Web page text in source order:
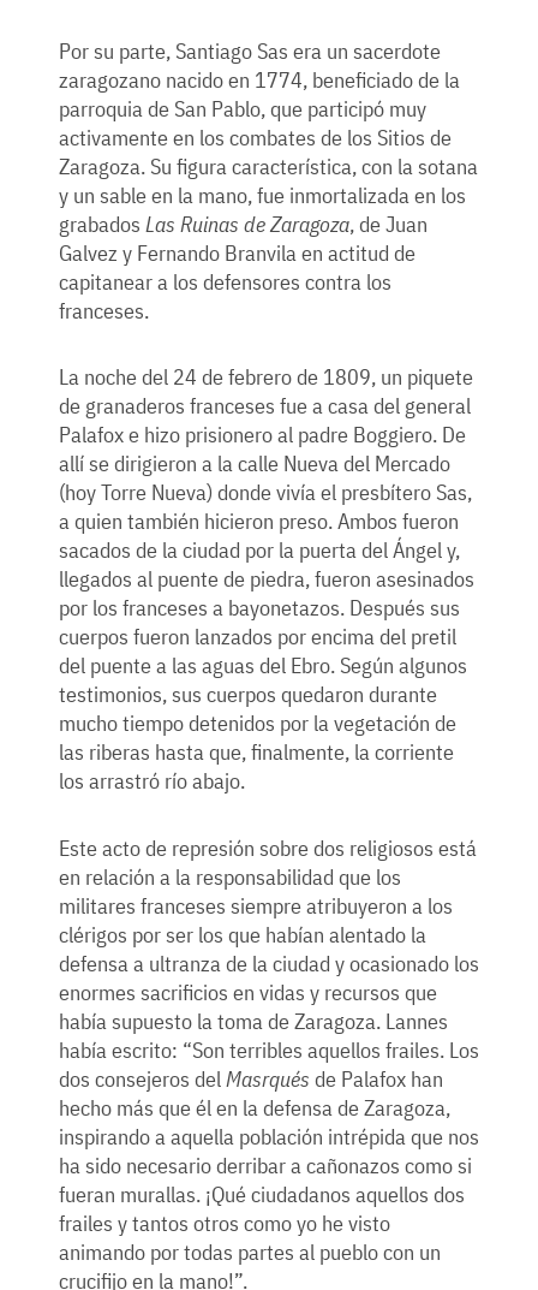
Por su parte, Santiago Sas era un sacerdote
zaragozano nacido en 1774, beneficiado de la
parroquia de San Pablo, que participó muy
activamente en los combates de los Sitios de
Zaragoza. Su figura característica, con la sotana
y un sable en la mano, fue inmortalizada en los
grabados Las Ruinas de Zaragoza, de Juan
Galvez y Fernando Branvila en actitud de
capitanear a los defensores contra los
franceses.
La noche del 24 de febrero de 1809, un piquete
de granaderos franceses fue a casa del general
Palafox e hizo prisionero al padre Boggiero. De
allí se dirigieron a la calle Nueva del Mercado
(hoy Torre Nueva) donde vivía el presbítero Sas,
a quien también hicieron preso. Ambos fueron
sacados de la ciudad por la puerta del Ángel y,
llegados al puente de piedra, fueron asesinados
por los franceses a bayonetazos. Después sus
cuerpos fueron lanzados por encima del pretil
del puente a las aguas del Ebro. Según algunos
testimonios, sus cuerpos quedaron durante
mucho tiempo detenidos por la vegetación de
las riberas hasta que, finalmente, la corriente
los arrastró río abajo.
Este acto de represión sobre dos religiosos está
en relación a la responsabilidad que los
militares franceses siempre atribuyeron a los
clérigos por ser los que habían alentado la
defensa a ultranza de la ciudad y ocasionado los
enormes sacrificios en vidas y recursos que
había supuesto la toma de Zaragoza. Lannes
había escrito: “Son terribles aquellos frailes. Los
dos consejeros delMasrqués de Palafox han
hecho más que él en la defensa de Zaragoza,
inspirando a aquella población intrépida que nos
ha sido necesario derribar a cañonazos como si
fueran murallas. ¡Qué ciudadanos aquellos dos
frailes y tantos otros como yo he visto
animando por todas partes al pueblo con un
crucifijo en la mano!”.